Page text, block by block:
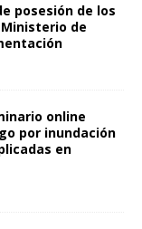
posesión de los
de
online
por inundación
en